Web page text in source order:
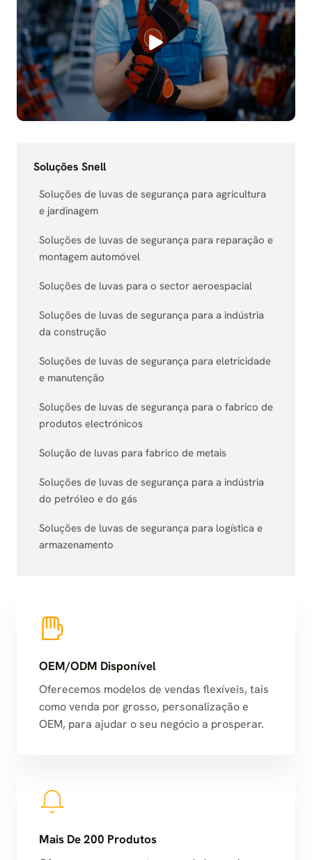
Soluções Snell
Soluções de luvas de segurança para agricultura
e jardinagem
Soluções de luvas de segurança para reparação e
montagem automóvel
Soluções de luvas para o sector aeroespacial
Soluções de luvas de segurança para a indústria
da construção
Soluções de luvas de segurança para eletricidade
e manutenção
Soluções de luvas de segurança para o fabrico de
produtos electrónicos
Solução de luvas para fabrico de metais
Soluções de luvas de segurança para a indústria
do petróleo e do gás
Soluções de luvas de segurança para logística e
armazenamento
OEM/ODM Disponível
Oferecemos modelos de vendas flexíveis, tais
como venda por grosso, personalização e
OEM, para ajudar o seu negócio a prosperar.
Mais De 200 Produtos